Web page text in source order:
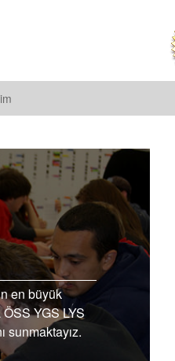
en büyük
ÖSS YGS LYS
sunmaktayız.
eğitim